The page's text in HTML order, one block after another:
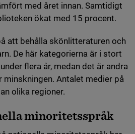
med året innan. Samtidigt
ökat med 15 procent.
att behålla skönlitteraturen och
De här kategorierna är i stort
flera år, medan det är andra
Antalet medier på
olika regioner.
minoritetsspråk